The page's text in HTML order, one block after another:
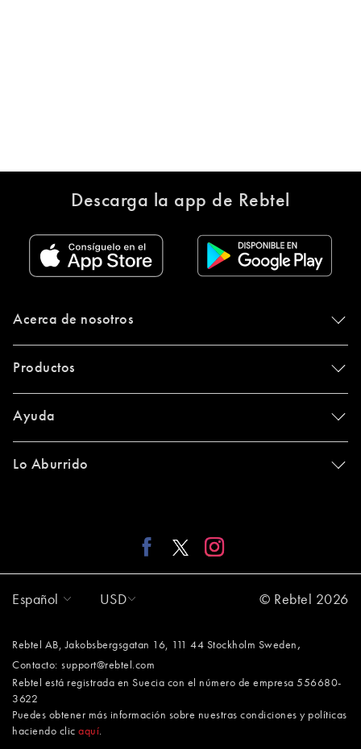
Descarga la app de Rebtel
Acerca de nosotros
Productos
Ayuda
Lo Aburrido
Español USD © Rebtel 2026
Rebtel AB, Jakobsbergsgatan 16, 111 44 Stockholm Sweden ,
Contacto: support@rebtel.com
Rebtel está registrada en Suecia con el número de empresa 556680-
3622
Puedes obtener más información sobre nuestras condiciones y políticas
haciendo clic aquí.